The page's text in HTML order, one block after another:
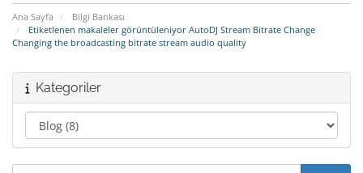
Ana Sayfa
Bilgi Bankası
Etiketlenen makaleler görüntüleniyor AutoDJ Stream Bitrate Change
Changing the broadcasting bitrate stream audio quality
Kategoriler